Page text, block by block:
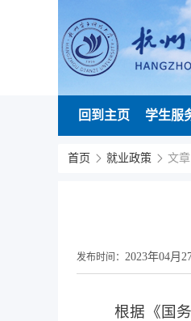
回到主页 学生服
首页 就业政策 文章
发布时间： 2023年04月
根据《国